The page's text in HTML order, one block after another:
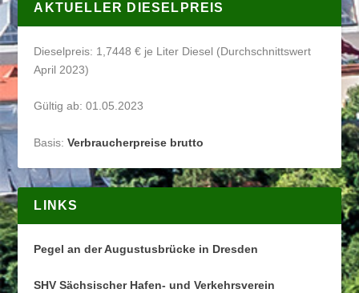
AKTUELLER DIESELPREIS
Dieselpreis: 1,7448 € je Liter Diesel (Durchschnittswert
April 2023)
Gültig ab: 01.05.2023
Basis:Verbraucherpreise brutto
LINKS
Pegel an der Augustusbrücke in Dresden
SHV Sächsischer Hafen- und Verkehrsverein